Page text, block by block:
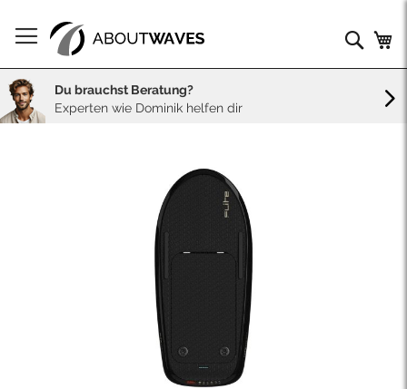
zum
Inhalt
Du brauchst Beratung?
Experten wie Dominik helfen dir